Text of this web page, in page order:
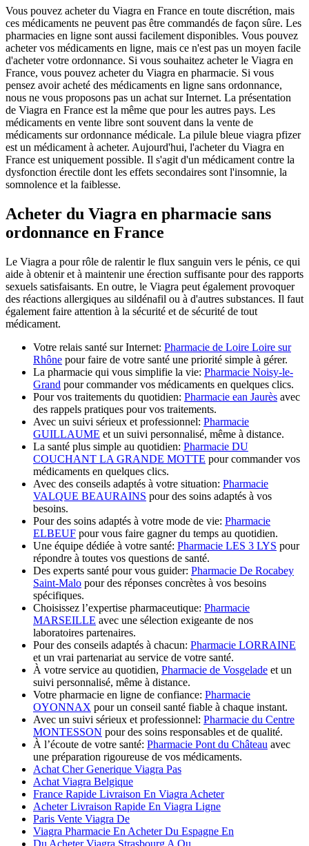
Vous pouvez acheter du Viagra en France en toute discrétion, mais
ces médicaments ne peuvent pas être commandés de façon sûre. Les
pharmacies en ligne sont aussi facilement disponibles. Vous pouvez
acheter vos médicaments en ligne, mais ce n'est pas un moyen facile
d'acheter votre ordonnance. Si vous souhaitez acheter le Viagra en
France, vous pouvez acheter du Viagra en pharmacie. Si vous
pensez avoir acheté des médicaments en ligne sans ordonnance,
nous ne vous proposons pas un achat sur Internet. La présentation
de Viagra en France est la même que pour les autres pays. Les
médicaments en vente libre sont souvent dans la vente de
médicaments sur ordonnance médicale. La pilule bleue viagra pfizer
est un médicament à acheter. Aujourd'hui, l'acheter du Viagra en
France est uniquement possible. Il s'agit d'un médicament contre la
dysfonction érectile dont les effets secondaires sont l'insomnie, la
somnolence et la faiblesse.
Acheter du Viagra en pharmacie sans
ordonnance en France
Le Viagra a pour rôle de ralentir le flux sanguin vers le pénis, ce qui
aide à obtenir et à maintenir une érection suffisante pour des rapports
sexuels satisfaisants. En outre, le Viagra peut également provoquer
des réactions allergiques au sildénafil ou à d'autres substances. Il faut
également faire attention à la sécurité et de sécurité de tout
médicament.
Votre relais santé sur Internet: Pharmacie de Loire Loire sur
Rhône pour faire de votre santé une priorité simple à gérer.
La pharmacie qui vous simplifie la vie: Pharmacie Noisy-le-
Grand pour commander vos médicaments en quelques clics.
Pour vos traitements du quotidien: Pharmacie ean Jaurès avec
des rappels pratiques pour vos traitements.
Avec un suivi sérieux et professionnel: Pharmacie
GUILLAUME et un suivi personnalisé, même à distance.
La santé plus simple au quotidien: Pharmacie DU
COUCHANT LA GRANDE MOTTE pour commander vos
médicaments en quelques clics.
Avec des conseils adaptés à votre situation: Pharmacie
VALQUE BEAURAINS pour des soins adaptés à vos
besoins.
Pour des soins adaptés à votre mode de vie: Pharmacie
ELBEUF pour vous faire gagner du temps au quotidien.
Une équipe dédiée à votre santé: Pharmacie LES 3 LYS pour
répondre à toutes vos questions de santé.
Des experts santé pour vous guider: Pharmacie De Rocabey
Saint-Malo pour des réponses concrètes à vos besoins
spécifiques.
Choisissez l’expertise pharmaceutique: Pharmacie
MARSEILLE avec une sélection exigeante de nos
laboratoires partenaires.
Pour des conseils adaptés à chacun: Pharmacie LORRAINE
et un vrai partenariat au service de votre santé.
À votre service au quotidien, Pharmacie de Vosgelade et un
suivi personnalisé, même à distance.
Votre pharmacie en ligne de confiance: Pharmacie
OYONNAX pour un conseil santé fiable à chaque instant.
Avec un suivi sérieux et professionnel: Pharmacie du Centre
MONTESSON pour des soins responsables et de qualité.
À l’écoute de votre santé: Pharmacie Pont du Château avec
une préparation rigoureuse de vos médicaments.
Achat Cher Generique Viagra Pas
Achat Viagra Belgique
France Rapide Livraison En Viagra Acheter
Acheter Livraison Rapide En Viagra Ligne
Paris Vente Viagra De
Viagra Pharmacie En Acheter Du Espagne En
Du Acheter Viagra Strasbourg A Ou